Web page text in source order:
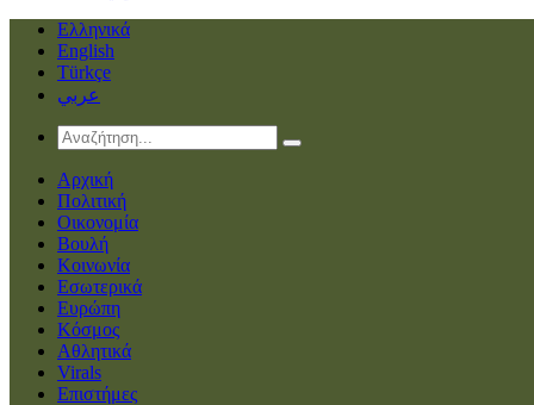
Ελληνικά
English
Türkçe
عربي
Αρχική
Πολιτική
Οικονομία
Βουλή
Κοινωνία
Εσωτερικά
Ευρώπη
Κόσμος
Αθλητικά
Virals
Επιστήμες